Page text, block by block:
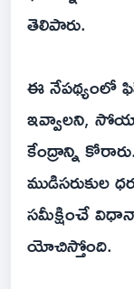
తెలిపారు.
ఈ నేపథ్యంలో
ఇవ్వాలని, సోయా
కేంద్రాన్ని
ముడిసరుకుల
సమీక్షించే
యోచిస్తోంది.